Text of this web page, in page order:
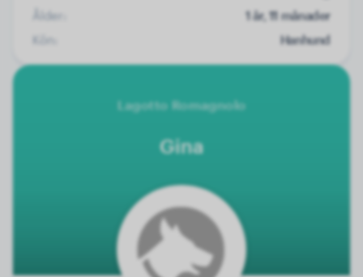
Ålder:
1 år, 11 månader
Kön:
Hanhund
Lagotto Romagnolo
Gina